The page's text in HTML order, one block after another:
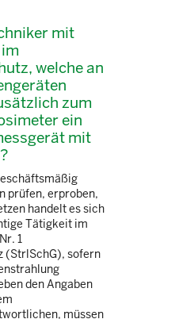
mit
welche an
zum
ein
mit
prüfen, erproben,
handelt es sich
Tätigkeit im
1
(StrlSchG), sofern
den Angaben
müssen